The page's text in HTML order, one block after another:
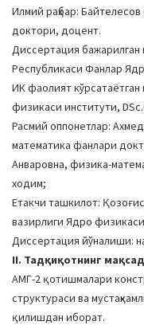
Илмий раҳбар:
доктори, доцент.
Диссертация бажарилган
Республикаси Фанлар
ИК фаолият
физикаси институти,
Расмий оппонетлар:
математика фанлари
Анваровна, физика-
ходим;
Етакчи ташкилот:
вазирлиги Ядро
Диссертация йўналиши:
II. Тадқиқотнинг
АМГ-2 қотишмалари
структураси ва
қилишдан иборат.